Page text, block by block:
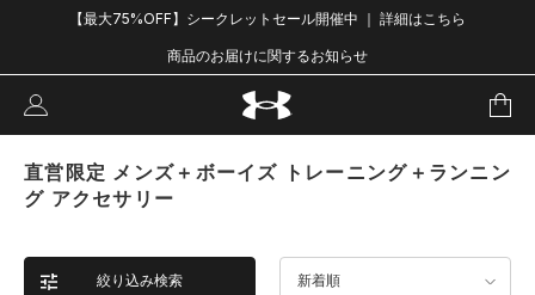
【最大75%OFF】シークレットセール開催中 ｜ 詳細はこちら
商品のお届けに関するお知らせ
直営限定 メンズ＋ボーイズ トレーニング＋ランニン
グ アクセサリー
絞り込み検索 新着順